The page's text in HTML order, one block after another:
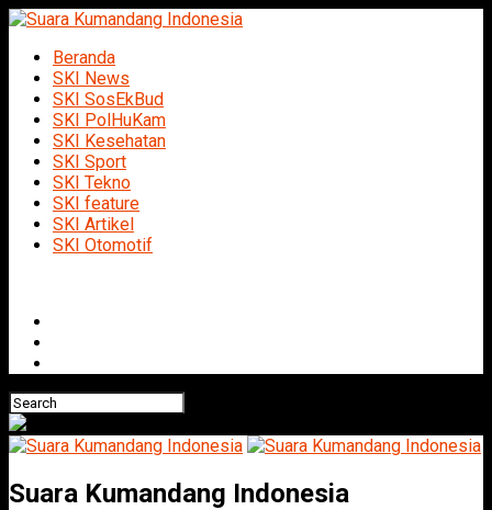
Beranda
SKI News
SKI SosEkBud
SKI PolHuKam
SKI Kesehatan
SKI Sport
SKI Tekno
SKI feature
SKI Artikel
SKI Otomotif
Suara Kumandang Indonesia